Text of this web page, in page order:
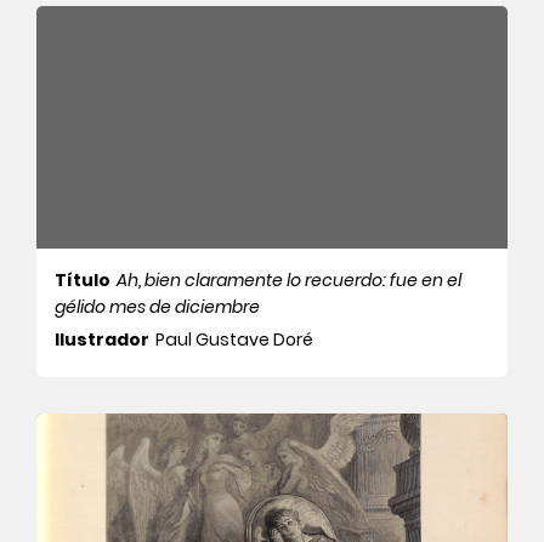
Título Ah, bien claramente lo recuerdo: fue en el
gélido mes de diciembre
Ilustrador Paul Gustave Doré